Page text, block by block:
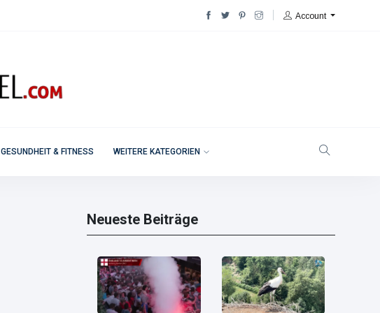
Account
GESUNDHEIT & FITNESS WEITERE KATEGORIEN
Neueste Beiträge